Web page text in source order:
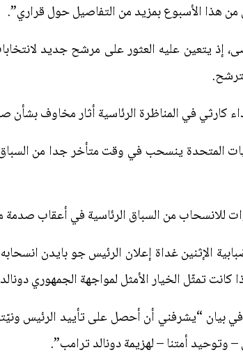
هذا الأسبوع بمزيد من التفاصيل حول قراري”.
إذ يتعين عليه العثور على مرشح جديد
كارثي في المناظرة الرئاسية أثار مخاوف بشأن
المتحدة ينسحب في وقت متأخر جدا من
من السباق الرئاسية في أعقاب صدمة مناظرة 27
الإثنين غداة إعلان الرئيس جو بايدن
تمثّل الخيار الأمثل لمواجهة الجمهوري
الترشح، وقالت في بيان “يشرفني أن أحصل على تأييد
أمتنا – لهزيمة دونالد ترامب”.